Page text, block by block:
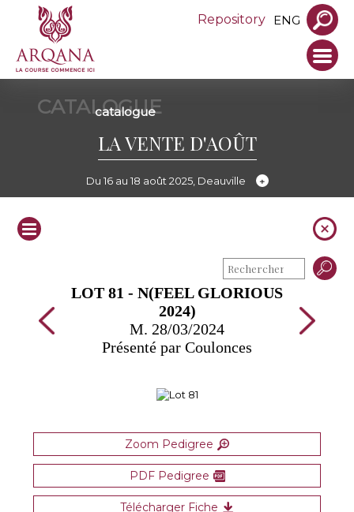
Repository ENG
CATALOGUE
catalogue
LA VENTE D'AOÛT
Du 16 au 18 août 2025, Deauville
LOT 81 - N(FEEL GLORIOUS
2024)
M. 28/03/2024
Présenté par Coulonces
Zoom Pedigree
PDF Pedigree
Télécharger Fiche